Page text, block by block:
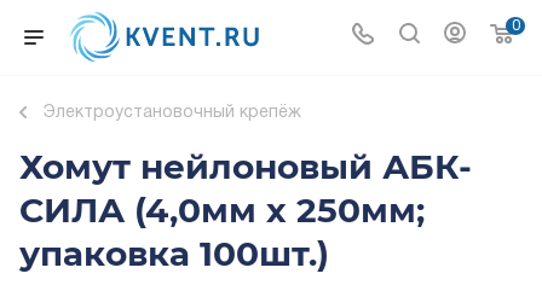
0
Электроустановочный крепёж
Хомут нейлоновый АБК-
СИЛА (4,0мм х 250мм;
упаковка 100шт.)